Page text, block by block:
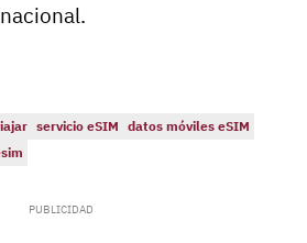
servicio eSIM datos móviles eSIM